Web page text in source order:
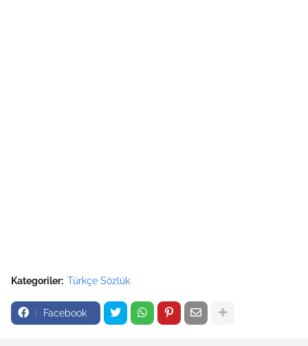
Kategoriler: Türkçe Sözlük
Facebook